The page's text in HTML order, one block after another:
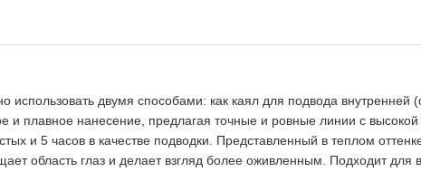
двумя способами: как каял для подвода внутренней
и плавное нанесение, предлагая точные и ровные линии с
и 5 часов в качестве подводки. Представленный в теплом
область глаз и делает взгляд более оживленным. Подходит для